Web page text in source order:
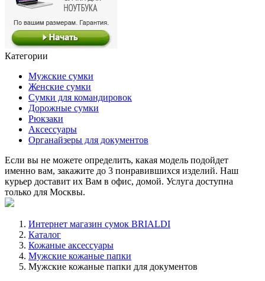
Категории
Мужские сумки
Женские сумки
Сумки для командировок
Дорожные сумки
Рюкзаки
Аксессуары
Органайзеры для документов
Если вы не можете определить, какая модель подойдет
именно вам, закажите до 3 понравившихся изделий. Наш
курьер доставит их Вам в офис, домой. Услуга доступна
только для Москвы.
Интернет магазин сумок BRIALDI
Каталог
Кожаные аксессуары
Мужские кожаные папки
Мужские кожаные папки для документов